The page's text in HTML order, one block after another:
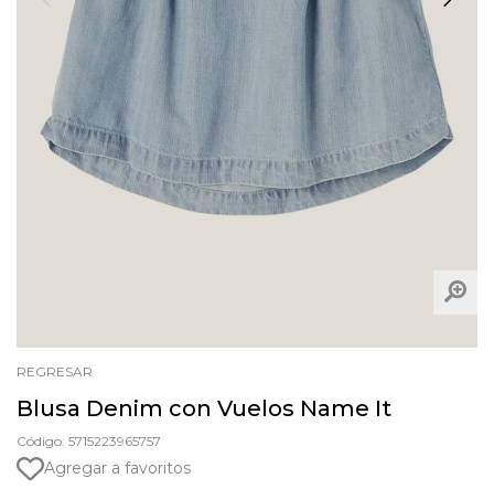
REGRESAR
Blusa Denim con Vuelos Name It
Código: 5715223965757
Agregar a favoritos